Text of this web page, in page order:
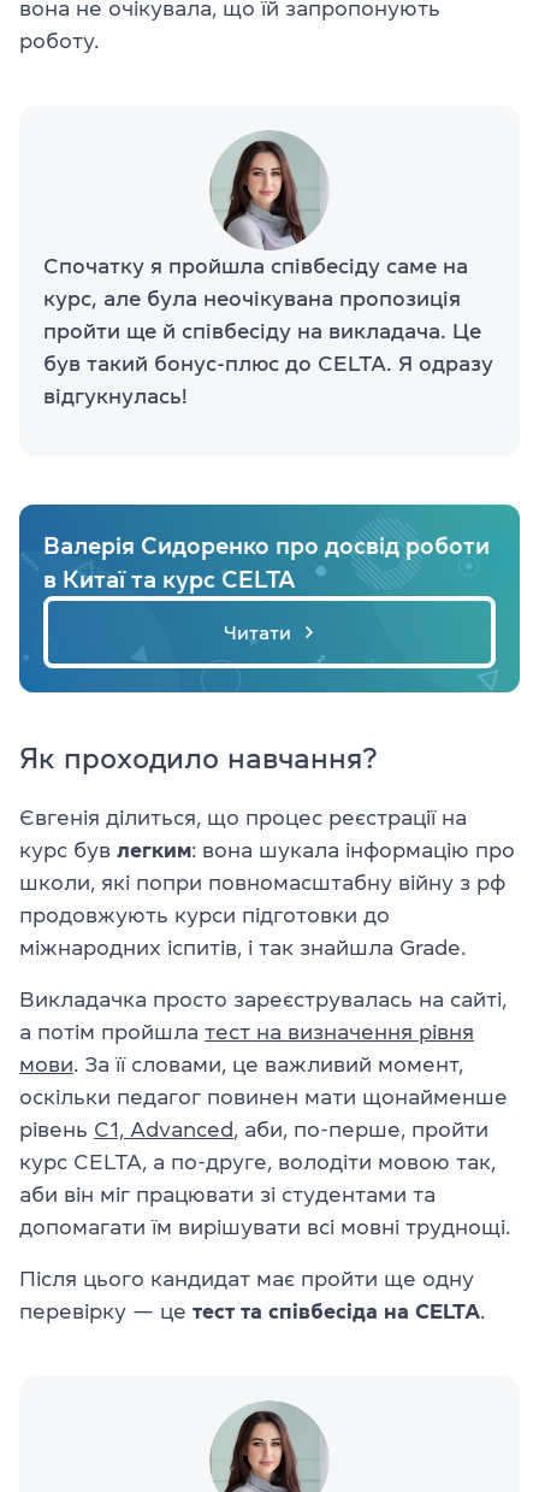
вона не очікувала, що їй запропонують
роботу.
Спочатку я пройшла співбесіду саме на
курс, але була неочікувана пропозиція
пройти ще й співбесіду на викладача. Це
був такий бонус-плюс до CELTA. Я одразу
відгукнулась!
Валерія Сидоренко про досвід роботи
в Китаї та курс CELTA
Читати
Як проходило навчання?
Євгенія ділиться, що процес реєстрації на
курс був легким: вона шукала інформацію про
школи, які попри повномасштабну війну з рф
продовжують курси підготовки до
міжнародних іспитів, і так знайшла Grade.
Викладачка просто зареєструвалась на сайті,
а потім пройшла тест на визначення рівня
мови . За її словами, це важливий момент,
оскільки педагог повинен мати щонайменше
рівень C1, Advanced
, аби, по-перше, пройти
курс CELTA, а по-друге, володіти мовою так,
аби він міг працювати зі студентами та
допомагати їм вирішувати всі мовні труднощі.
Після цього кандидат має пройти ще одну
перевірку — це тест та співбесіда на CELTA